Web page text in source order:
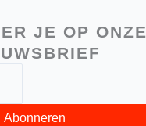
JE OP ONZE
Abonneren